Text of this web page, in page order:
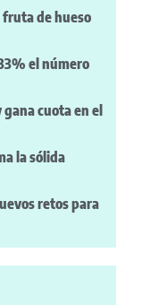
fruta de hueso
el número
cuota en el
la sólida
retos para